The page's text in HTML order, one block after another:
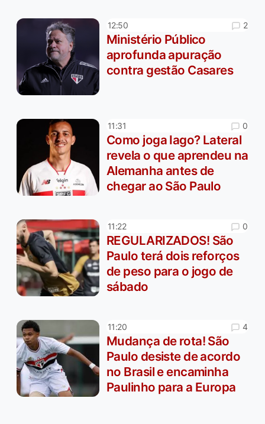
12:50 2
Ministério Público
aprofunda apuração
contra gestão Casares
11:31 0
Como joga Iago? Lateral
revela o que aprendeu na
Alemanha antes de
chegar ao São Paulo
11:22 0
REGULARIZADOS! São
Paulo terá dois reforços
de peso para o jogo de
sábado
11:20 4
Mudança de rota! São
Paulo desiste de acordo
no Brasil e encaminha
Paulinho para a Europa